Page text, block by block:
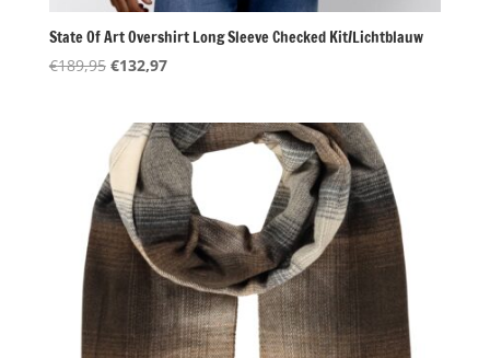
State Of Art Overshirt Long Sleeve Checked Kit/Lichtblauw
€189,95 Oorspronkelijke
€189,95.
€132,97Huidige
€132,97.